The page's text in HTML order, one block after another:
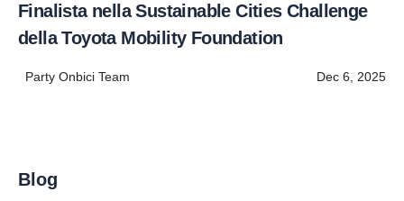
Finalista nella Sustainable Cities Challenge
della Toyota Mobility Foundation
Party Onbici Team Dec 6, 2025
Blog